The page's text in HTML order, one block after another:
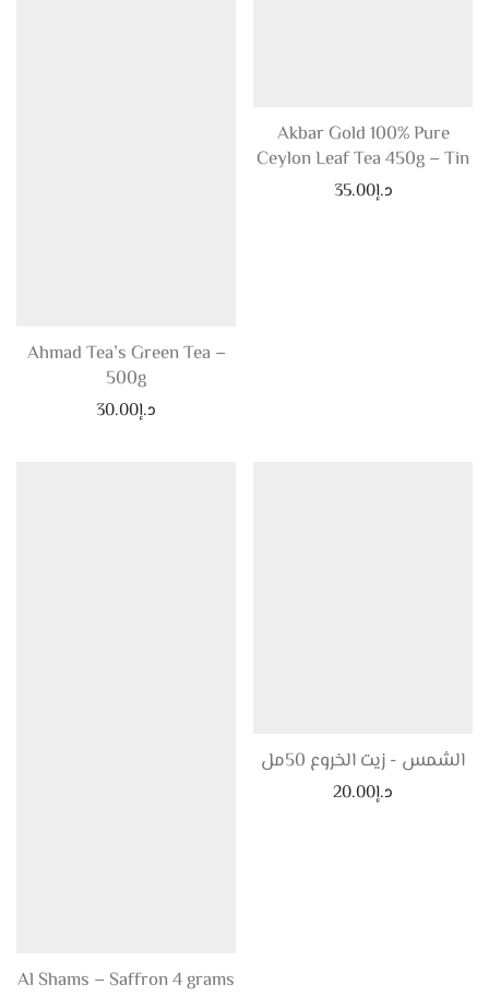
Ahmad Tea’s Green Tea –
500g
د.إ30.00
Akbar Gold 100% Pure
Ceylon Leaf Tea 450g – Tin
د.إ35.00
Al Shams – Saffron 4 grams
الشمس - زيت الخروع 50مل
د.إ20.00